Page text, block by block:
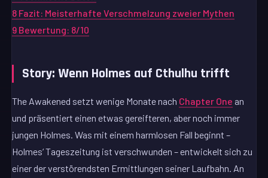
8 Fazit: Meisterhafte Verschmelzung zweier Mythen
9 Bewertung: 8/10
Story: Wenn Holmes auf Cthulhu trifft
The Awakened setzt wenige Monate nach Chapter One an
und präsentiert einen etwas gereifteren, aber noch immer
jungen Holmes. Was mit einem harmlosen Fall beginnt –
Holmes‘ Tageszeitung ist verschwunden – entwickelt sich zu
einer der verstörendsten Ermittlungen seiner Laufbahn. An